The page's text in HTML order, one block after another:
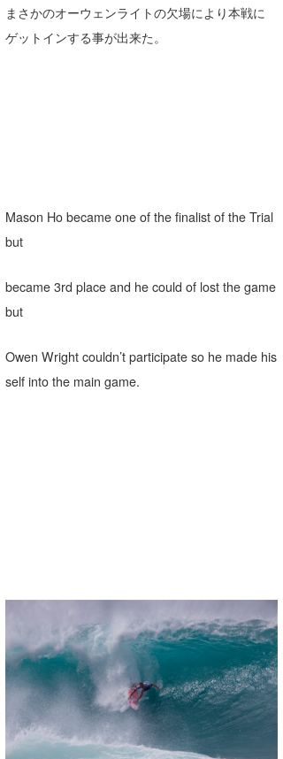
まさかのオーウェンライトの欠場により本戦に
ゲットインする事が出来た。
Mason Ho became one of the finalist of the Trial
but
became 3rd place and he could of lost the game
but
Owen Wright couldn’t participate so he made his
self into the main game.